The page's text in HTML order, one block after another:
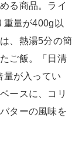
る商品。ライ
重量が400g以
、熱湯5分の簡
ご飯。「日清
が入ってい
ースに、コリ
ターの風味を